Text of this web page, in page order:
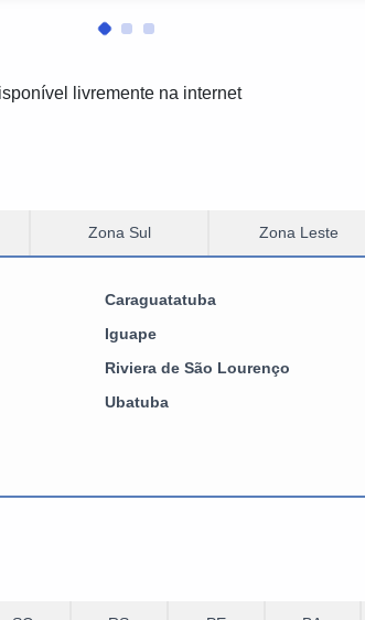
livremente na internet
Zona Sul Zona Leste
Caraguatatuba
Iguape
Riviera de São Lourenço
Ubatuba